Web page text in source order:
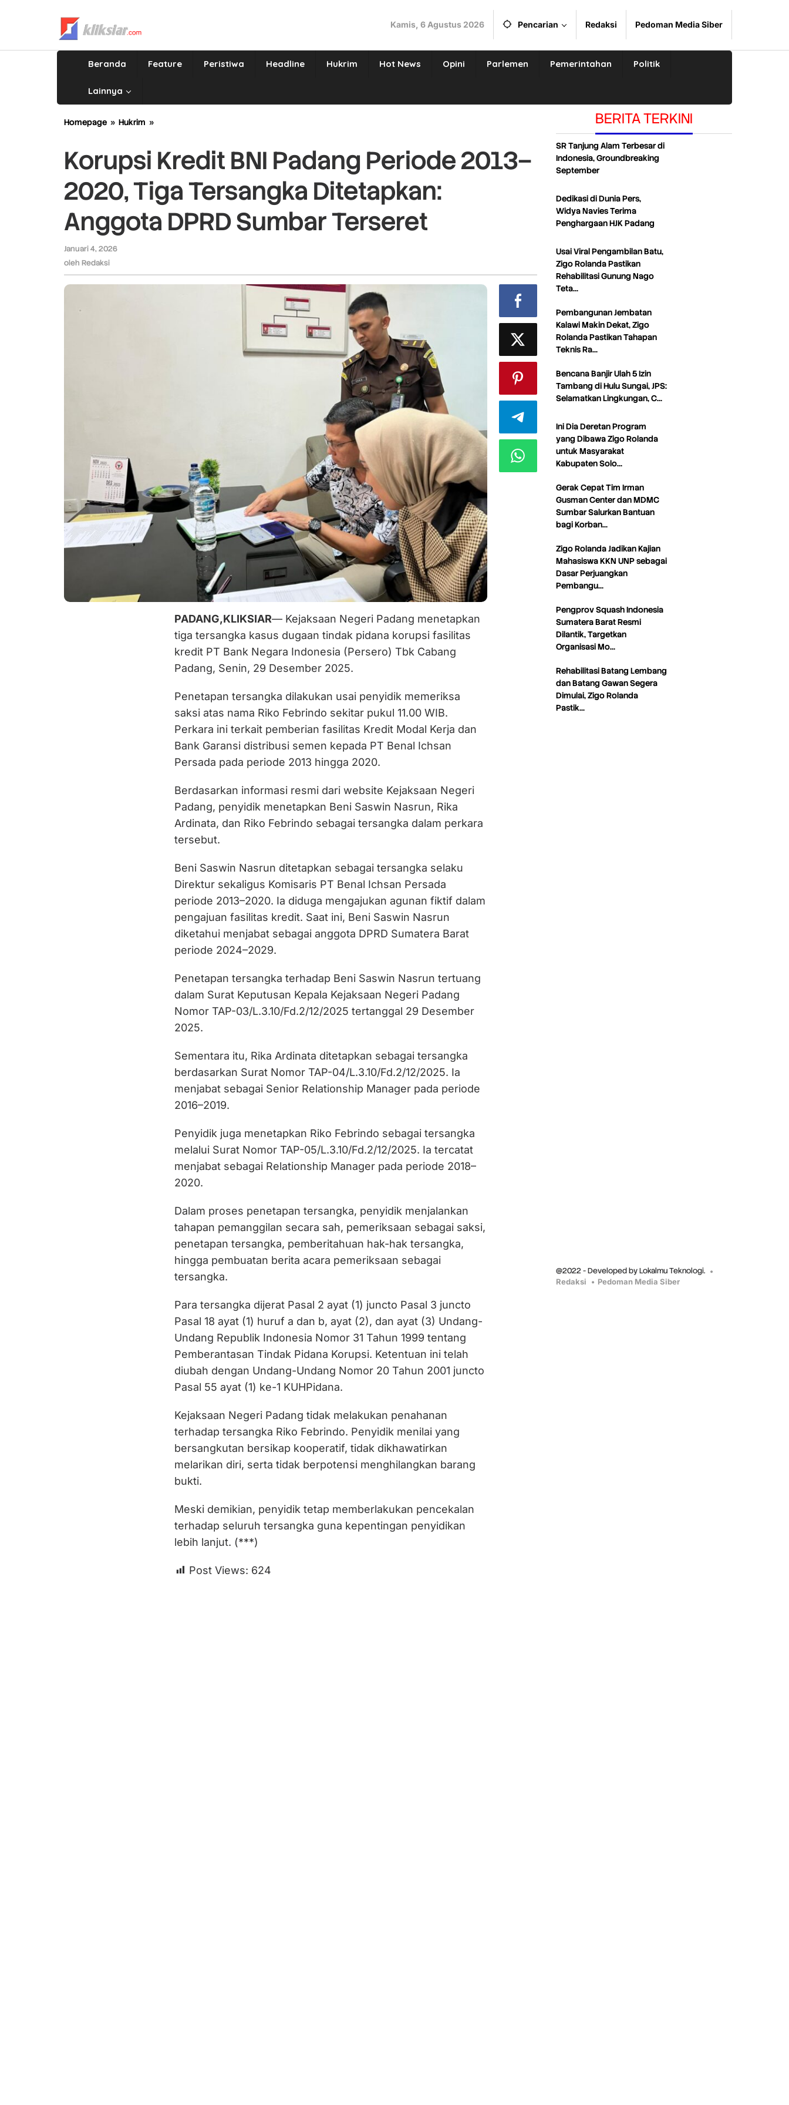
Kamis, 6 Agustus 2026 Pencarian Redaksi Pedoman Media Siber
Beranda Feature Peristiwa Headline Hukrim Hot News Opini Parlemen Pemerintahan Politik
Lainnya
Homepage » Hukrim »
Padang
Periode
2013–
2020,
Tiga
Tersangka
Ditetapkan:
Terseret
Korupsi Kredit BNI Padang Periode 2013–
2020, Tiga Tersangka Ditetapkan:
Anggota DPRD Sumbar Terseret
Januari 4, 2026
oleh Redaksi
PADANG,KLIKSIAR— Kejaksaan Negeri Padang menetapkan
tiga tersangka kasus dugaan tindak pidana korupsi fasilitas
kredit PT Bank Negara Indonesia (Persero) Tbk Cabang
Padang, Senin, 29 Desember 2025.
Penetapan tersangka dilakukan usai penyidik memeriksa
saksi atas nama Riko Febrindo sekitar pukul 11.00 WIB.
Perkara ini terkait pemberian fasilitas Kredit Modal Kerja dan
Bank Garansi distribusi semen kepada PT Benal Ichsan
Persada pada periode 2013 hingga 2020.
Berdasarkan informasi resmi dari website Kejaksaan Negeri
Padang, penyidik menetapkan Beni Saswin Nasrun, Rika
Ardinata, dan Riko Febrindo sebagai tersangka dalam perkara
tersebut.
Beni Saswin Nasrun ditetapkan sebagai tersangka selaku
Direktur sekaligus Komisaris PT Benal Ichsan Persada
periode 2013–2020. Ia diduga mengajukan agunan fiktif dalam
pengajuan fasilitas kredit. Saat ini, Beni Saswin Nasrun
diketahui menjabat sebagai anggota DPRD Sumatera Barat
periode 2024–2029.
Penetapan tersangka terhadap Beni Saswin Nasrun tertuang
dalam Surat Keputusan Kepala Kejaksaan Negeri Padang
Nomor TAP-03/L.3.10/Fd.2/12/2025 tertanggal 29 Desember
2025.
Sementara itu, Rika Ardinata ditetapkan sebagai tersangka
berdasarkan Surat Nomor TAP-04/L.3.10/Fd.2/12/2025. Ia
menjabat sebagai Senior Relationship Manager pada periode
2016–2019.
Penyidik juga menetapkan Riko Febrindo sebagai tersangka
melalui Surat Nomor TAP-05/L.3.10/Fd.2/12/2025. Ia tercatat
menjabat sebagai Relationship Manager pada periode 2018–
2020.
Dalam proses penetapan tersangka, penyidik menjalankan
tahapan pemanggilan secara sah, pemeriksaan sebagai saksi,
penetapan tersangka, pemberitahuan hak-hak tersangka,
hingga pembuatan berita acara pemeriksaan sebagai
tersangka.
Para tersangka dijerat Pasal 2 ayat (1) juncto Pasal 3 juncto
Pasal 18 ayat (1) huruf a dan b, ayat (2), dan ayat (3) Undang-
Undang Republik Indonesia Nomor 31 Tahun 1999 tentang
Pemberantasan Tindak Pidana Korupsi. Ketentuan ini telah
diubah dengan Undang-Undang Nomor 20 Tahun 2001 juncto
Pasal 55 ayat (1) ke-1 KUHPidana.
Kejaksaan Negeri Padang tidak melakukan penahanan
terhadap tersangka Riko Febrindo. Penyidik menilai yang
bersangkutan bersikap kooperatif, tidak dikhawatirkan
melarikan diri, serta tidak berpotensi menghilangkan barang
bukti.
Meski demikian, penyidik tetap memberlakukan pencekalan
terhadap seluruh tersangka guna kepentingan penyidikan
lebih lanjut. (***)
Post Views: 624
BERITA TERKINI
SR Tanjung Alam Terbesar di
Indonesia, Groundbreaking
September
Dedikasi di Dunia Pers,
Widya Navies Terima
Penghargaan HJK Padang
Usai Viral Pengambilan Batu,
Zigo Rolanda Pastikan
Rehabilitasi Gunung Nago
Teta…
Pembangunan Jembatan
Kalawi Makin Dekat, Zigo
Rolanda Pastikan Tahapan
Teknis Ra…
Bencana Banjir Ulah 5 Izin
Tambang di Hulu Sungai, JPS:
Selamatkan Lingkungan, C…
Ini Dia Deretan Program
yang Dibawa Zigo Rolanda
untuk Masyarakat
Kabupaten Solo…
Gerak Cepat Tim Irman
Gusman Center dan MDMC
Sumbar Salurkan Bantuan
bagi Korban…
Zigo Rolanda Jadikan Kajian
Mahasiswa KKN UNP sebagai
Dasar Perjuangkan
Pembangu…
Pengprov Squash Indonesia
Sumatera Barat Resmi
Dilantik, Targetkan
Organisasi Mo…
Rehabilitasi Batang Lembang
dan Batang Gawan Segera
Dimulai, Zigo Rolanda
Pastik…
@2022 - Developed by Lokalmu Teknologi.
Redaksi Pedoman Media Siber